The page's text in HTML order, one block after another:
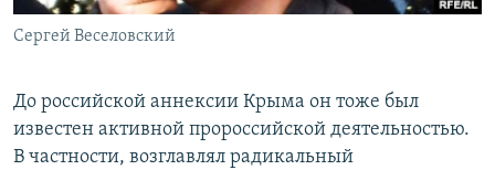
Сергей Веселовский
До российской аннексии Крыма он тоже был
известен активной пророссийской деятельностью.
В частности, возглавлял радикальный